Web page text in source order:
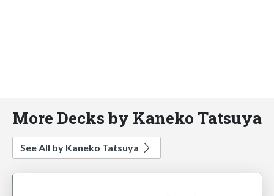
More Decks by Kaneko Tatsuya
See All by Kaneko Tatsuya